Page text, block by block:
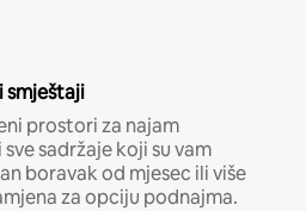
smještaji
prostori za najam
sadržaje koji su vam
boravak od mjesec ili više
za opciju podnajma.